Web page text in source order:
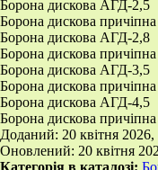
Борона дискова АГД-2,5
Борона дискова
Борона дискова АГД-2,8
Борона дискова
Борона дискова АГД-3,5
Борона дискова
Борона дискова АГД-4,5
Борона дискова
Доданий: 20 квітня 2026,
Оновлений: 20 квітня
Категорія в каталозі: